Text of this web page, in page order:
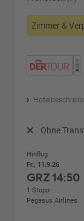
Zimmer &
Ohne
Hinflug
Fr., 11.9.26
GRZ14:50
1 Stopp
Pegasus Airlines